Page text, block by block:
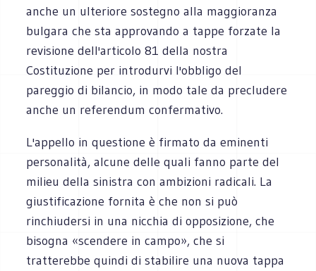
anche un ulteriore sostegno alla maggioranza
bulgara che sta approvando a tappe forzate la
revisione dell'articolo 81 della nostra
Costituzione per introdurvi l'obbligo del
pareggio di bilancio, in modo tale da precludere
anche un referendum confermativo.
L'appello in questione è firmato da eminenti
personalità, alcune delle quali fanno parte del
milieu della sinistra con ambizioni radicali. La
giustificazione fornita è che non si può
rinchiudersi in una nicchia di opposizione, che
bisogna «scendere in campo», che si
tratterebbe quindi di stabilire una nuova tappa